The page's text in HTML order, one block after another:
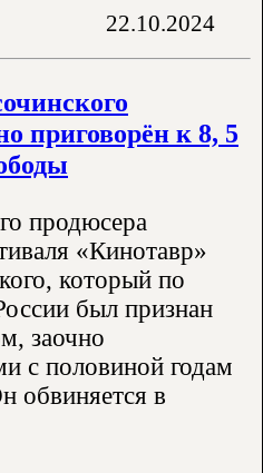
22.10.2024
приговорён к 8, 5
продюсера
«Кинотавр»
который по
был признан
заочно
с половиной годам
обвиняется в